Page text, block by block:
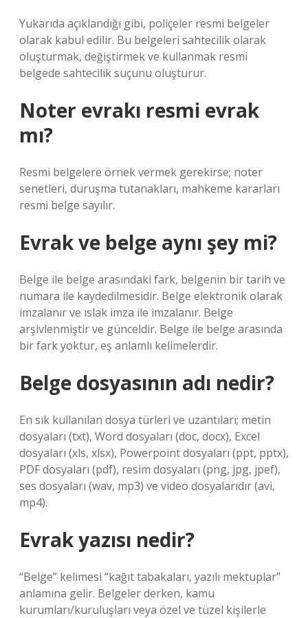
Yukarıda açıklandığı gibi, poliçeler resmi belgeler
olarak kabul edilir. Bu belgeleri sahtecilik olarak
oluşturmak, değiştirmek ve kullanmak resmi
belgede sahtecilik suçunu oluşturur.
Noter evrakı resmi evrak
mı?
Resmi belgelere örnek vermek gerekirse; noter
senetleri, duruşma tutanakları, mahkeme kararları
resmi belge sayılır.
Evrak ve belge aynı şey mi?
Belge ile belge arasındaki fark, belgenin bir tarih ve
numara ile kaydedilmesidir. Belge elektronik olarak
imzalanır ve ıslak imza ile imzalanır. Belge
arşivlenmiştir ve günceldir. Belge ile belge arasında
bir fark yoktur, eş anlamlı kelimelerdir.
Belge dosyasının adı nedir?
En sık kullanılan dosya türleri ve uzantıları; metin
dosyaları (txt), Word dosyaları (doc, docx), Excel
dosyaları (xls, xlsx), Powerpoint dosyaları (ppt, pptx),
PDF dosyaları (pdf), resim dosyaları (png, jpg, jpef),
ses dosyaları (wav, mp3) ve video dosyalarıdır (avi,
mp4).
Evrak yazısı nedir?
“Belge” kelimesi “kağıt tabakaları, yazılı mektuplar”
anlamına gelir. Belgeler derken, kamu
kurumları/kuruluşları veya özel ve tüzel kişilerle